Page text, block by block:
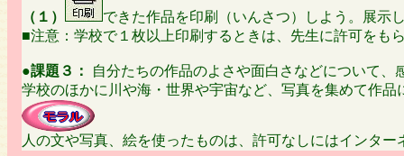
（１）
できた作品を印刷（いんさつ）しよう。展示
■注意：学校で１枚以上印刷するときは、先生に許可をも
●課題３：
自分たちの作品のよさや面白さなどについて
学校のほかに川や海・世界や宇宙など、写真を集めて作品
人の文や写真、絵を使ったものは、許可なしにはインタ